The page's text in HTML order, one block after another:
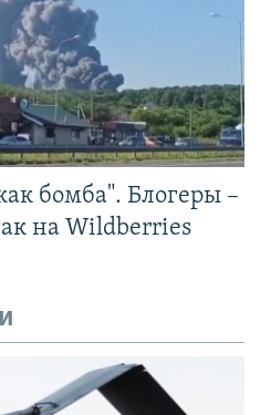
бомба". Блогеры –
на Wildberries